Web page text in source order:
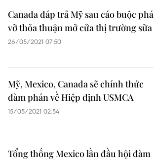
Canada đáp trả Mỹ sau cáo buộc phá
vỡ thỏa thuận mở cửa thị trường sữa
26/05/2021 07:50
Mỹ, Mexico, Canada sẽ chính thức
đàm phán về Hiệp định USMCA
15/05/2021 02:54
Tổng thống Mexico lần đầu hội đàm